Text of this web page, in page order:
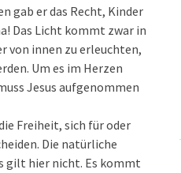
gab er das Recht, Kinder
Das Licht kommt zwar in
von innen zu erleuchten,
Um es im Herzen
Jesus aufgenommen
Freiheit, sich für oder
Die natürliche
gilt hier nicht. Es kommt